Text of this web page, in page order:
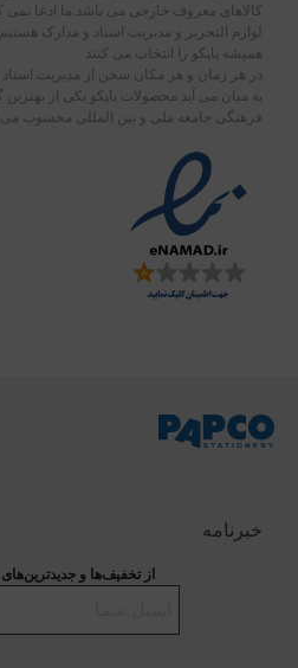
کالاهای معروف خارجی می باشد.ما ادعا نمی
لوازم التحریر و مدیریت اسناد و مدارک
همیشه پاپکو را انتخاب می کنند
در هر زمان و هر مکان سخن از مدیریت
به میان می آید محصولات پاپکو یکی از
فرهنگی جامعه ملی و بین المللی محسوب می
خبرنامه
از تخفیف‌ها و جدیدترین‌های